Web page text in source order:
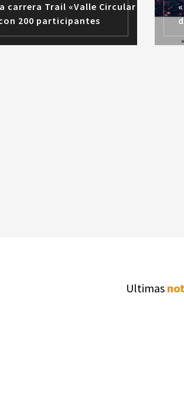
carrera Trail «Valle Circular
200 participantes
Ultimas